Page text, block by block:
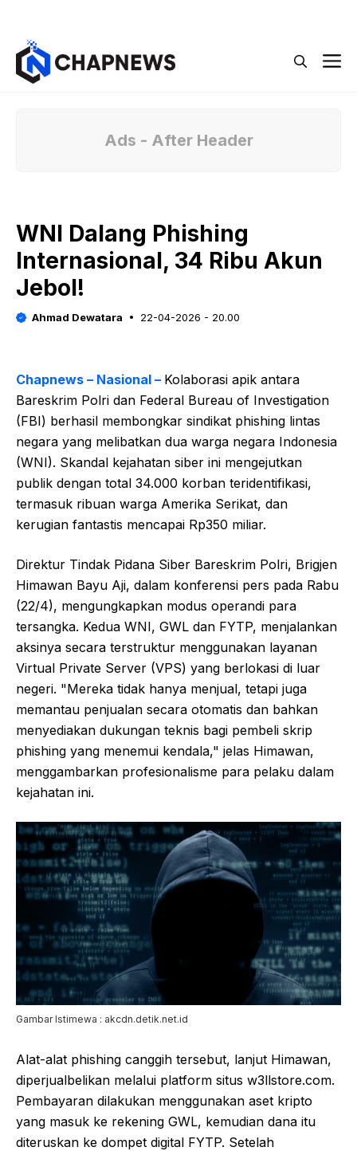
Ads - After Header
WNI Dalang Phishing
Internasional, 34 Ribu Akun
Jebol!
Ahmad Dewatara 22-04-2026 - 20.00
Chapnews – Nasional – Kolaborasi apik antara
Bareskrim Polri dan Federal Bureau of Investigation
(FBI) berhasil membongkar sindikat phishing lintas
negara yang melibatkan dua warga negara Indonesia
(WNI). Skandal kejahatan siber ini mengejutkan
publik dengan total 34.000 korban teridentifikasi,
termasuk ribuan warga Amerika Serikat, dan
kerugian fantastis mencapai Rp350 miliar.
Direktur Tindak Pidana Siber Bareskrim Polri, Brigjen
Himawan Bayu Aji, dalam konferensi pers pada Rabu
(22/4), mengungkapkan modus operandi para
tersangka. Kedua WNI, GWL dan FYTP, menjalankan
aksinya secara terstruktur menggunakan layanan
Virtual Private Server (VPS) yang berlokasi di luar
negeri. "Mereka tidak hanya menjual, tetapi juga
memantau penjualan secara otomatis dan bahkan
menyediakan dukungan teknis bagi pembeli skrip
phishing yang menemui kendala," jelas Himawan,
menggambarkan profesionalisme para pelaku dalam
kejahatan ini.
Gambar Istimewa : akcdn.detik.net.id
Alat-alat phishing canggih tersebut, lanjut Himawan,
diperjualbelikan melalui platform situs w3llstore.com.
Pembayaran dilakukan menggunakan aset kripto
yang masuk ke rekening GWL, kemudian dana itu
diteruskan ke dompet digital FYTP. Setelah